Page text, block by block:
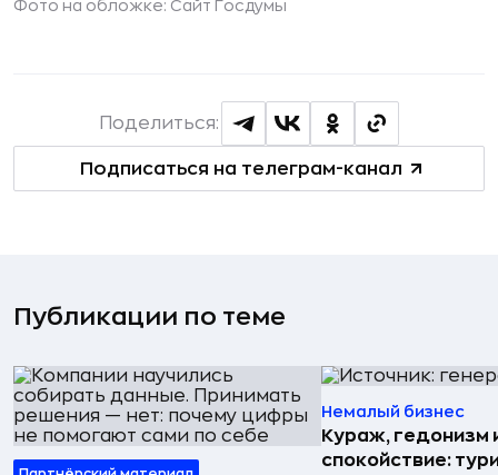
Фото на обложке: Сайт Госдумы
Подписаться на телеграм-канал
Поделиться:
Публикации по теме
Немалый бизнес
Кураж, гедонизм
спокойствие: